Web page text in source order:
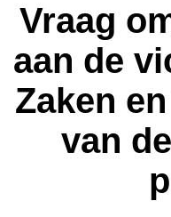
Vraag
aan de
Zaken
van